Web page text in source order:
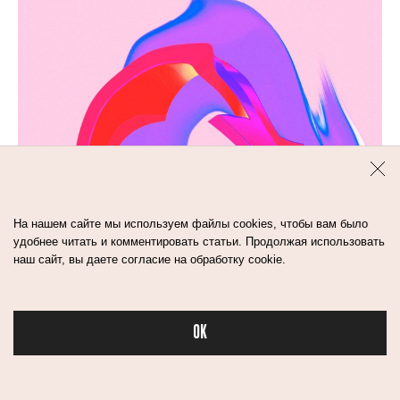
Бьюти в спорте
На нашем сайте мы используем файлы cookies, чтобы вам было
удобнее читать и комментировать статьи. Продолжая использовать
наш сайт, вы даете согласие на обработку cookie.
OK